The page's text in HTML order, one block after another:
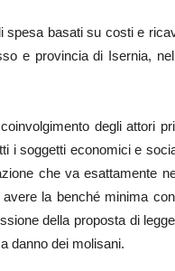
spesa basati su costi e
e provincia di Isernia,
degli attori
i soggetti economici e
che va esattamente
la benché minima
della proposta di
danno dei molisani.